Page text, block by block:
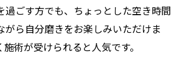
過ごす方でも、ちょっとした空き時間
がら自分磨きをお楽しみいただけま
術が受けられると人気です。